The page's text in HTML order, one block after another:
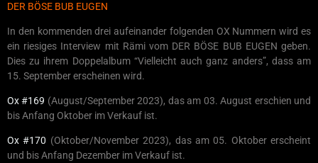
DER BÖSE BUB EUGEN
In den kommenden drei aufeinander folgenden OX Nummern wird es
ein riesiges Interview mit Rämi vom DER BÖSE BUB EUGEN geben.
Dies zu ihrem Doppelalbum “Vielleicht auch ganz anders”, dass am
15. September erscheinen wird.
Ox #169 (August/September 2023), das am 03. August erschien und
bis Anfang Oktober im Verkauf ist.
Ox #170 (Oktober/November 2023), das am 05. Oktober erscheint
und bis Anfang Dezember im Verkauf ist.